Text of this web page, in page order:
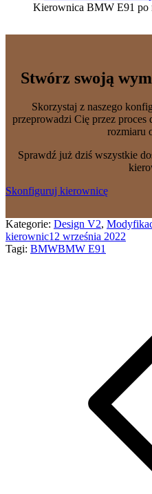
Kierownica BMW E91 po
Stwórz swoją
Skorzystaj z naszego
przeprowadzi Cię przez proces
rozmiaru
Sprawdź już dziś wszystkie
Skonfiguruj kierownicę
Kategorie: Design V2,
kierownic12 września 2022
Tagi: BMWBMW E91